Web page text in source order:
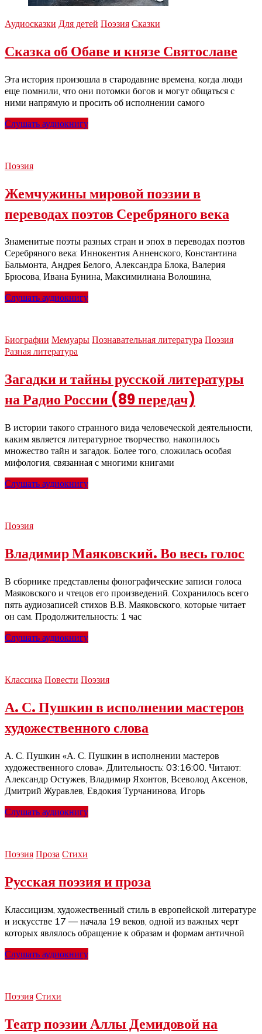
Аудиосказки Для детей Поэзия Сказки
Сказка об Обаве и князе Святославе
Эта история произошла в стародавние времена, когда люди
еще помнили, что они потомки богов и могут общаться с
ними напрямую и просить об исполнении самого
Слушать аудиокнигу
Поэзия
Жемчужины мировой поэзии в
переводах поэтов Серебряного века
Знаменитые поэты разных стран и эпох в переводах поэтов
Серебряного века: Иннокентия Анненского, Константина
Бальмонта, Андрея Белого, Александра Блока, Валерия
Брюсова, Ивана Бунина, Максимилиана Волошина,
Слушать аудиокнигу
Биографии Мемуары Познавательная литература Поэзия
Разная литература
Загадки и тайны русской литературы
на Радио России (89 передач)
В истории такого странного вида человеческой деятельности,
каким является литературное творчество, накопилось
множество тайн и загадок. Более того, сложилась особая
мифология, связанная с многими книгами
Слушать аудиокнигу
Поэзия
Владимир Маяковский. Во весь голос
В сборнике представлены фонографические записи голоса
Маяковского и чтецов его произведений. Сохранилось всего
пять аудиозаписей стихов В.В. Маяковского, которые читает
он сам. Продолжительность: 1 час
Слушать аудиокнигу
Классика Повести Поэзия
А. С. Пушкин в исполнении мастеров
художественного слова
А. С. Пушкин «А. С. Пушкин в исполнении мастеров
художественного слова». Длительность: 03:16:00. Читают:
Александр Остужев, Владимир Яхонтов, Всеволод Аксенов,
Дмитрий Журавлев, Евдокия Турчанинова, Игорь
Слушать аудиокнигу
Поэзия Проза Стихи
Русская поэзия и проза
Классицизм, художественный стиль в европейской литературе
и искусстве 17 — начала 19 веков, одной из важных черт
которых являлось обращение к образам и формам античной
Слушать аудиокнигу
Поэзия Стихи
Театр поэзии Аллы Демидовой на